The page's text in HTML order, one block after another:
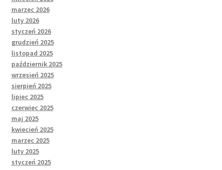
marzec 2026
luty 2026
styczeń 2026
grudzień 2025
listopad 2025
październik 2025
wrzesień 2025
sierpień 2025
lipiec 2025
czerwiec 2025
maj 2025
kwiecień 2025
marzec 2025
luty 2025
styczeń 2025